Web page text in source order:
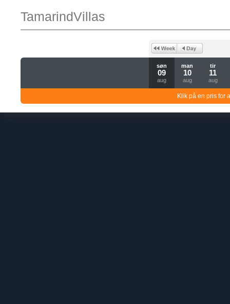
TamarindVillas
søn
09
aug
man
10
aug
tir
11
aug
Klik på en pris for